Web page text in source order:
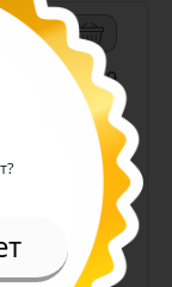
+
Арт. 11239
руб.
(шт)